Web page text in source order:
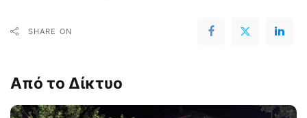
SHARE ON
Από το Δίκτυο